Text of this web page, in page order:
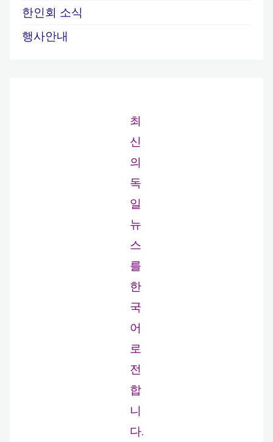
한인회 소식
행사안내
최
신
의
독
일
뉴
스
를
한
국
어
로
전
합
니
다.